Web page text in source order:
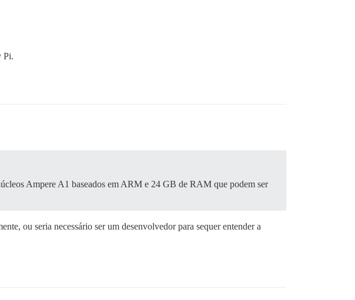
Pi.
Ampere A1 baseados em ARM e 24 GB de RAM que podem ser
ou seria necessário ser um desenvolvedor para sequer entender a